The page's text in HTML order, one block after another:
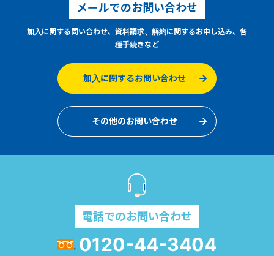
メールでのお問い合わせ
加入に関する問い合わせ、資料請求、解約に関するお申し込み、各
種手続きなど
加入に関するお問い合わせ
その他のお問い合わせ
電話でのお問い合わせ
0120-44-3404